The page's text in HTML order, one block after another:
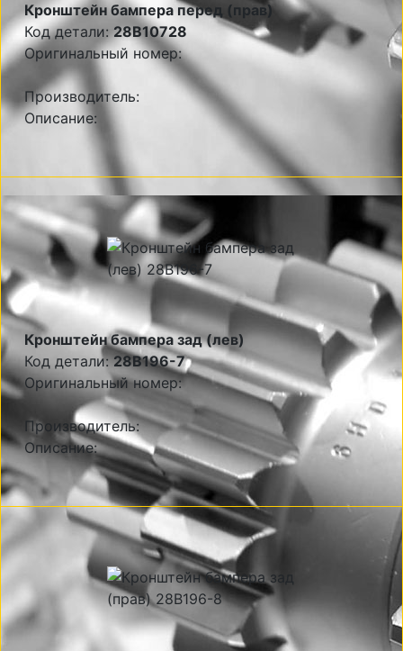
Кронштейн бампера перед (прав)
Код детали:28B10728
Оригинальный номер:
Производитель:
Описание:
Кронштейн бампера зад (лев)
Код детали:28B196-7
Оригинальный номер:
Производитель:
Описание: